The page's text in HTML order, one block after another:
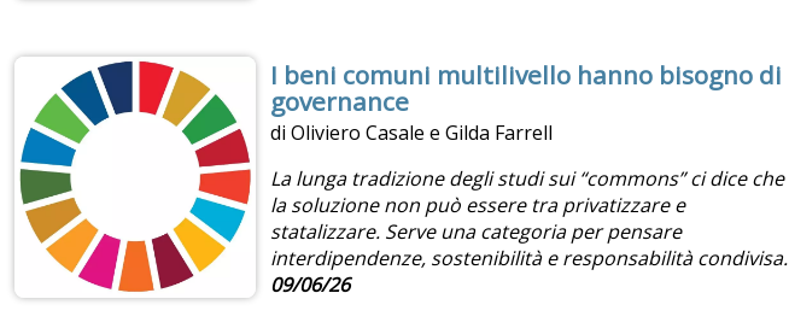
I beni comuni multilivello hanno bisogno di
governance
di Oliviero Casale e Gilda Farrell
La lunga tradizione degli studi sui “commons” ci dice che
la soluzione non può essere tra privatizzare e
statalizzare. Serve una categoria per pensare
interdipendenze, sostenibilità e responsabilità condivisa.
09/06/26